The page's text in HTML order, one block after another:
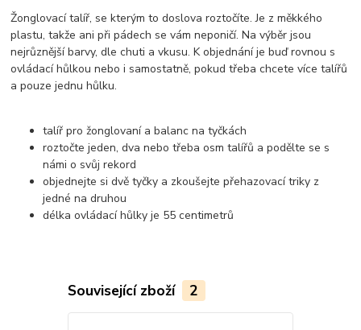
Žonglovací talíř, se kterým to doslova roztočíte. Je z měkkého
plastu, takže ani při pádech se vám neponičí. Na výběr jsou
nejrůznější barvy, dle chuti a vkusu. K objednání je buď rovnou s
ovládací hůlkou nebo i samostatně, pokud třeba chcete více talířů
a pouze jednu hůlku.
talíř pro žonglovaní a balanc na tyčkách
roztočte jeden, dva nebo třeba osm talířů a podělte se s
námi o svůj rekord
objednejte si dvě tyčky a zkoušejte přehazovací triky z
jedné na druhou
délka ovládací hůlky je 55 centimetrů
Související zboží 2